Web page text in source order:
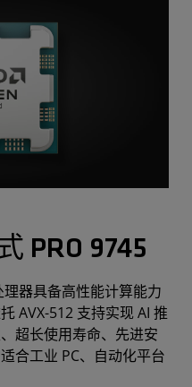
PRO 9745
器具备高性能计算能力
AVX-512 支持实现 AI 推
超长使用寿命、先进安
合工业 PC、自动化平台